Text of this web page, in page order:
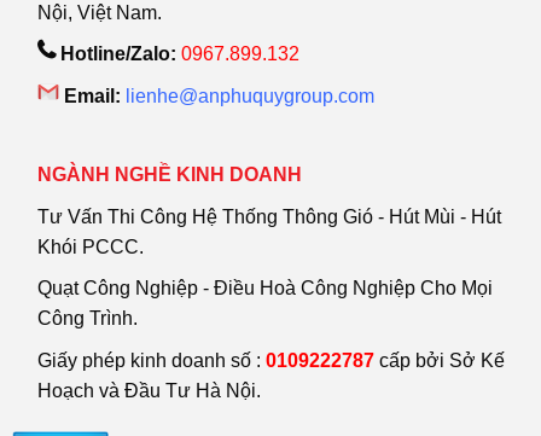
Nội, Việt Nam.
Hotline/Zalo: 0967.899.132
Email: lienhe@anphuquygroup.com
NGÀNH NGHỀ KINH DOANH
Tư Vấn Thi Công Hệ Thống Thông Gió - Hút Mùi - Hút
Khói PCCC.
Quạt Công Nghiệp - Điều Hoà Công Nghiệp Cho Mọi
Công Trình.
Giấy phép kinh doanh số : 0109222787 cấp bởi Sở Kế
Hoạch và Đầu Tư Hà Nội.